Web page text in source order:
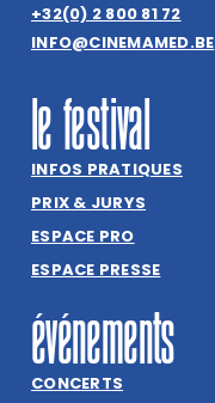
+32(0) 2 800 81 72
INFO@CINEMAMED.BE
le festival
INFOS PRATIQUES
PRIX & JURYS
ESPACE PRO
ESPACE PRESSE
événements
CONCERTS